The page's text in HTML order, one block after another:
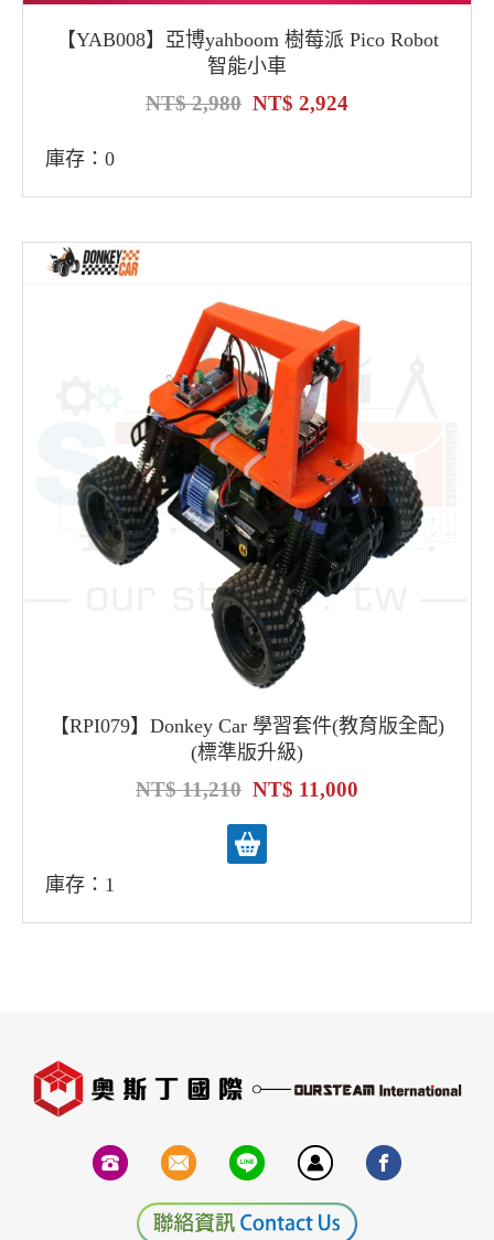
【YAB008】亞博yahboom 樹莓派 Pico Robot
智能小車
2,980 2,924
庫存：0
【RPI079】Donkey Car 學習套件(教育版全配)
(標準版升級)
11,210 11,000
庫存：1